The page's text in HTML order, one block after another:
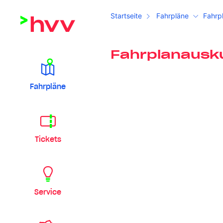
Startseite Fahrpläne
Fahrpläne
Tickets
Service